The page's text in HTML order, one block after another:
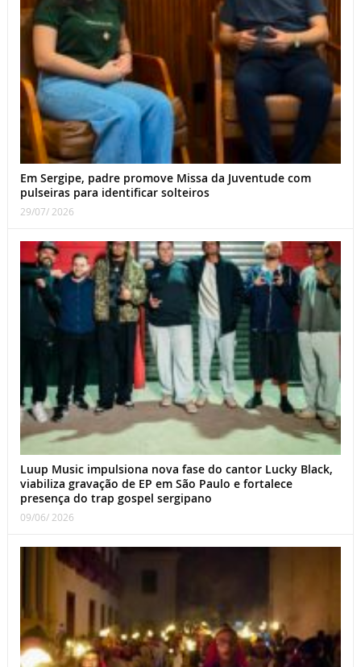
Em Sergipe, padre promove Missa da Juventude com
pulseiras para identificar solteiros
29/07/ 2026
Luup Music impulsiona nova fase do cantor Lucky Black,
viabiliza gravação de EP em São Paulo e fortalece
presença do trap gospel sergipano
09/06/ 2026